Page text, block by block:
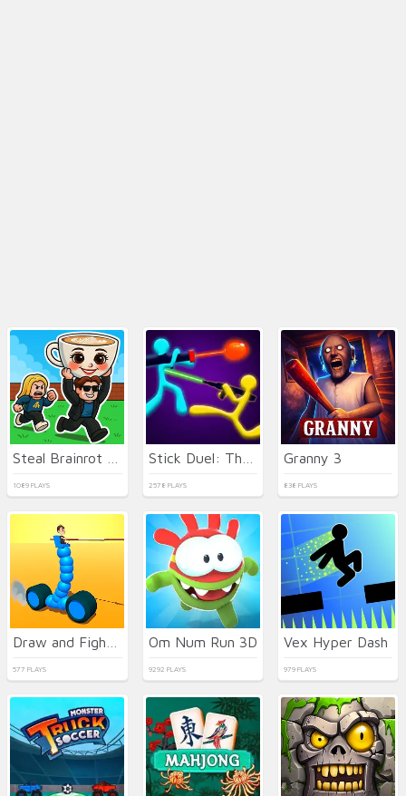
1089 PLAYS 2578 PLAYS
Granny 3
838 PLAYS
577 PLAYS
Om Num Run 3D
9292 PLAYS
Vex Hyper Dash
979 PLAYS